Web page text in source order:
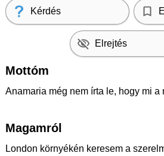
Kérdés
Elrejtés
Mottóm
Anamaria még nem írta le, hogy mi a
Magamról
London környékén keresem a